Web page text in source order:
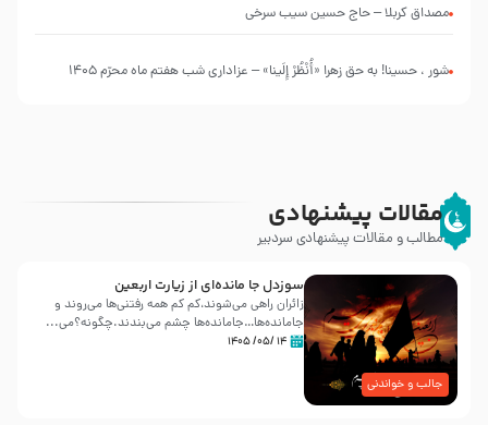
مصداق کربلا – حاج حسین سیب سرخی
شور ، حسینا! به‌ حق زهرا «أُنْظُرْ إِلَینا» – عزاداری شب هفتم ماه محرّم 1405
مقالات پیشنهادی
مطالب و مقالات پیشنهادی سردبیر
جالب و خواندنی
سوزدل جا مانده‌ای از زیارت اربعین
زائران راهی می‌شوند،کم‌ کم همه رفتنی‌ها می‌روند و
جامانده‌ها…جامانده‌ها چشم می‌بندند.چگونه؟می‌...
۱۴ /۰۵/ ۱۴۰۵